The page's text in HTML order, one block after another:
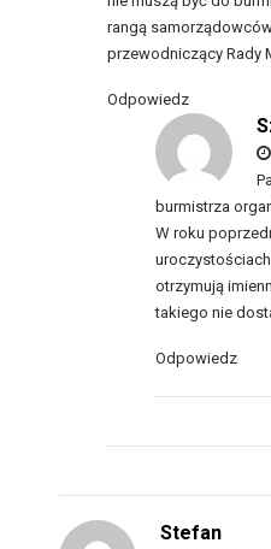
rangą
przewodniczący Rady
Odpowiedz
burmistrza
W roku
otrzymują
takiego nie
Odpowiedz
Stefan